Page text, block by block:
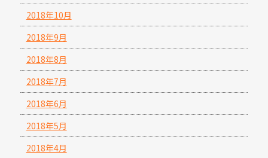
2018年10月
2018年9月
2018年8月
2018年7月
2018年6月
2018年5月
2018年4月